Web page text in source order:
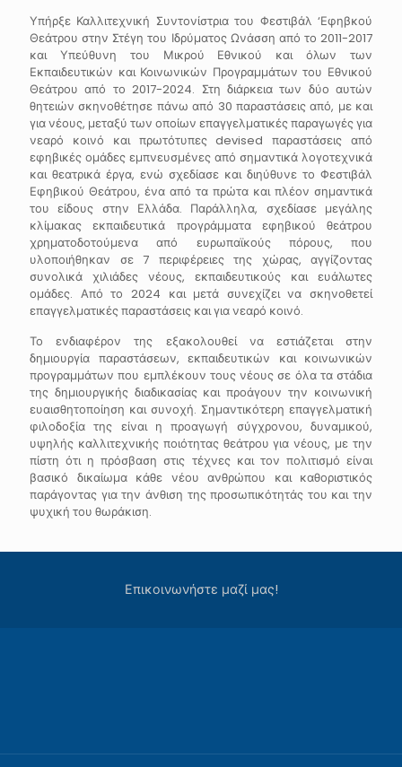
Υπήρξε Καλλιτεχνική Συντονίστρια του Φεστιβάλ ‘Εφηβκού
Θεάτρου στην Στέγη του Ιδρύματος Ωνάσση από το 2011-2017
και Υπεύθυνη του Μικρού Εθνικού και όλων των
Εκπαιδευτικών και Κοινωνικών Προγραμμάτων του Εθνικού
Θεάτρου από το 2017-2024. Στη διάρκεια των δύο αυτών
θητειών σκηνοθέτησε πάνω από 30 παραστάσεις από, με και
για νέους, μεταξύ των οποίων επαγγελματικές παραγωγές για
νεαρό κοινό και πρωτότυπες devised παραστάσεις από
εφηβικές ομάδες εμπνευσμένες από σημαντικά λογοτεχνικά
και θεατρικά έργα, ενώ σχεδίασε και διηύθυνε το Φεστιβάλ
Εφηβικού Θεάτρου, ένα από τα πρώτα και πλέον σημαντικά
του είδους στην Ελλάδα. Παράλληλα, σχεδίασε μεγάλης
κλίμακας εκπαιδευτικά προγράμματα εφηβικού θεάτρου
χρηματοδοτούμενα από ευρωπαϊκούς πόρους, που
υλοποιήθηκαν σε 7 περιφέρειες της χώρας, αγγίζοντας
συνολικά χιλιάδες νέους, εκπαιδευτικούς και ευάλωτες
ομάδες. Από το 2024 και μετά συνεχίζει να σκηνοθετεί
επαγγελματικές παραστάσεις και για νεαρό κοινό.
Το ενδιαφέρον της εξακολουθεί να εστιάζεται στην
δημιουργία παραστάσεων, εκπαιδευτικών και κοινωνικών
προγραμμάτων που εμπλέκουν τους νέους σε όλα τα στάδια
της δημιουργικής διαδικασίας και προάγουν την κοινωνική
ευαισθητοποίηση και συνοχή. Σημαντικότερη επαγγελματική
φιλοδοξία της είναι η προαγωγή σύγχρονου, δυναμικού,
υψηλής καλλιτεχνικής ποιότητας θεάτρου για νέους, με την
πίστη ότι η πρόσβαση στις τέχνες και τον πολιτισμό είναι
βασικό δικαίωμα κάθε νέου ανθρώπου και καθοριστικός
παράγοντας για την άνθιση της προσωπικότητάς του και την
ψυχική του θωράκιση.
Επικοινωνήστε μαζί μας!